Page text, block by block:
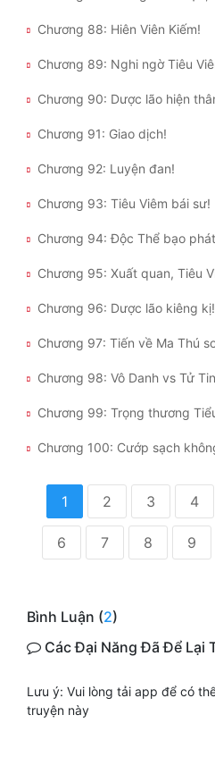
Chương 88: Hiên Viên Kiếm!
Chương 89: Nghi ngờ Tiêu
Chương 90: Dược lão hiện
Chương 91: Giao dịch!
Chương 92: Luyện đan!
Chương 93: Tiêu Viêm bái sư!
Chương 94: Độc Thể bạo
Chương 95: Xuất quan, Tiêu
Chương 96: Dược lão kiêng kị!
Chương 97: Tiến về Ma Thú
Chương 98: Vô Danh vs Tử
Chương 99: Trọng thương
Chương 100: Cướp sạch
1 2 3 4
6 7 8 9
Bình Luận (2)
Các Đại Năng Đã Để Lại
Lưu ý: Vui lòng tải app để có
truyện này